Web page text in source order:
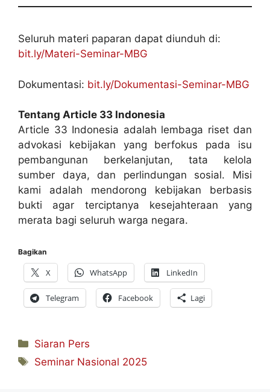
Seluruh materi paparan dapat diunduh di:
bit.ly/Materi-Seminar-MBG
Dokumentasi: bit.ly/Dokumentasi-Seminar-MBG
Tentang Article 33 Indonesia
Article 33 Indonesia adalah lembaga riset dan
advokasi kebijakan yang berfokus pada isu
pembangunan berkelanjutan, tata kelola
sumber daya, dan perlindungan sosial. Misi
kami adalah mendorong kebijakan berbasis
bukti agar terciptanya kesejahteraan yang
merata bagi seluruh warga negara.
Bagikan
X WhatsApp LinkedIn
Telegram Facebook Lagi
Kategori
Siaran Pers
Tag
Seminar Nasional 2025